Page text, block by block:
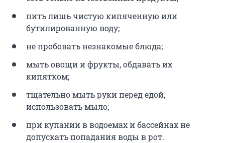
пить лишь чистую кипяченную или
бутилированную воду;
не пробовать незнакомые блюда;
мыть овощи и фрукты, обдавать их
кипятком;
тщательно мыть руки перед едой,
использовать мыло;
при купании в водоемах и бассейнах не
допускать попадания воды в рот.